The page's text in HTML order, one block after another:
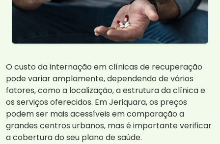
O custo da internação em clínicas de recuperação
pode variar amplamente, dependendo de vários
fatores, como a localização, a estrutura da clínica e
os serviços oferecidos. Em Jeriquara, os preços
podem ser mais acessíveis em comparação a
grandes centros urbanos, mas é importante verificar
a cobertura do seu plano de saúde.